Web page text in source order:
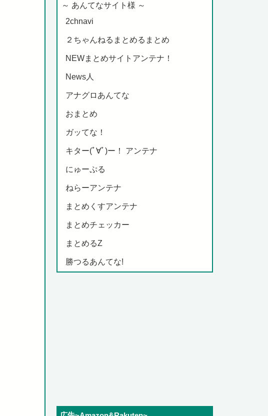
～ あんてなサイト様 ～
2chnavi
２ちゃんねるまとめるまとめ
NEWまとめサイトアンテナ！
News人
アナグロあんてな
おまとめ
ガッてな！
キター(ﾟ∀ﾟ)ー！ アンテナ
にゅーぷる
ねらーアンテナ
まとめくすアンテナ
まとめチェッカー
まとめるZ
勝つるあんてな!